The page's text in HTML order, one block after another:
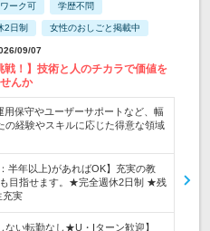
ーク可 学歴不問
2日制 女性のおしごと掲載中
09/07
戦！】技術と人のチカラで価値を
んか
用保守やユーザーサポートなど、幅
の経験やスキルに応じた得意な領域
半年以上)があればOK】充実の教
目指せます。★完全週休2日制 ★残
充実
ない転勤なし★U・Iターン歓迎】